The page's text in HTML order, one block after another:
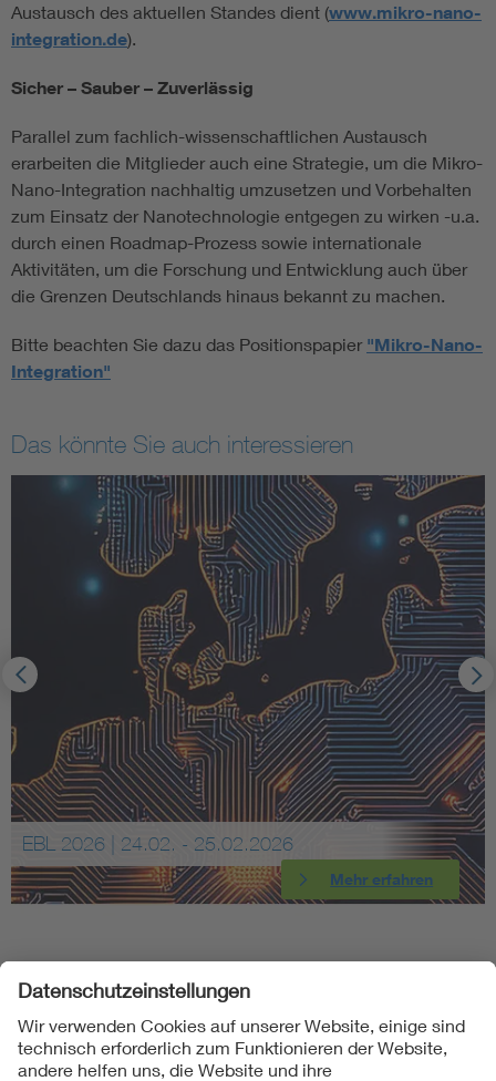
Austausch des aktuellen Standes dient (www.mikro-nano-
integration.de).
Sicher – Sauber – Zuverlässig
Parallel zum fachlich-wissenschaftlichen Austausch
erarbeiten die Mitglieder auch eine Strategie, um die Mikro-
Nano-Integration nachhaltig umzusetzen und Vorbehalten
zum Einsatz der Nanotechnologie entgegen zu wirken -u.a.
durch einen Roadmap-Prozess sowie internationale
Aktivitäten, um die Forschung und Entwicklung auch über
die Grenzen Deutschlands hinaus bekannt zu machen.
Bitte beachten Sie dazu das Positionspapier "Mikro-Nano-
Integration"
Das könnte Sie auch interessieren
EBL 2026 | 24.02. - 25.02.2026
Mehr erfahren
Folgen Sie uns